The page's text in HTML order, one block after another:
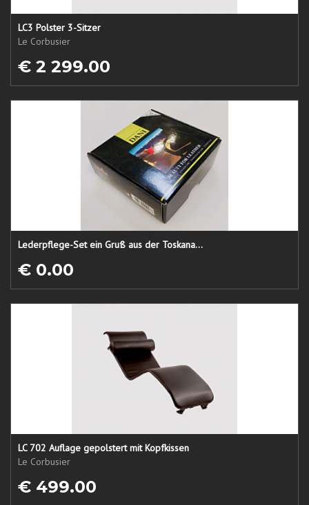
LC3 Polster 3-Sitzer
Le Corbusier
€ 2 299.00
Lederpflege-Set ein Gruß aus der Toskana...
€ 0.00
LC 702 Auflage gepolstert mit Kopfkissen
Le Corbusier
€ 499.00